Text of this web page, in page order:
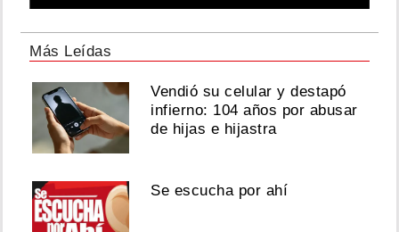
Más Leídas
Vendió su celular y destapó
infierno: 104 años por abusar
de hijas e hijastra
Se escucha por ahí